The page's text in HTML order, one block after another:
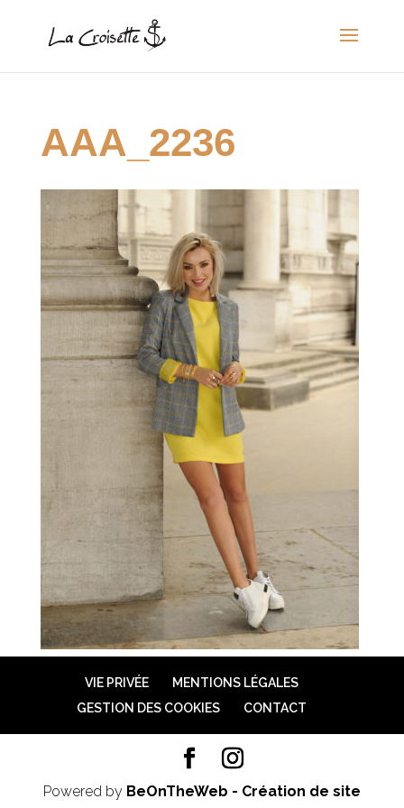
AAA_2236
VIE PRIVÉE
MENTIONS LÉGALES
GESTION DES COOKIES
CONTACT
Powered by BeOnTheWeb - Création de site